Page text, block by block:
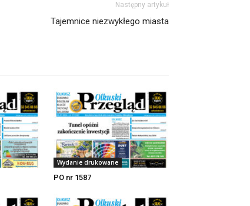
Następny artykuł
Tajemnice niezwykłego miasta
Wydanie drukowane
PO nr 1587